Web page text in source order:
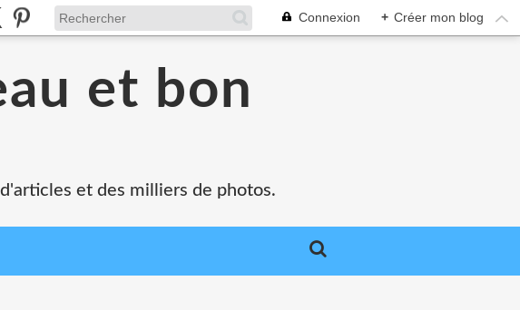
Connexion + Créer mon blog
et bon
et des milliers de photos.